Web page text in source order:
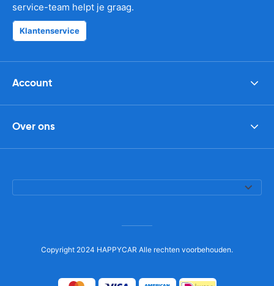
service-team helpt je graag.
Klantenservice
Account
Over ons
Copyright 2024 HAPPYCAR Alle rechten voorbehouden.